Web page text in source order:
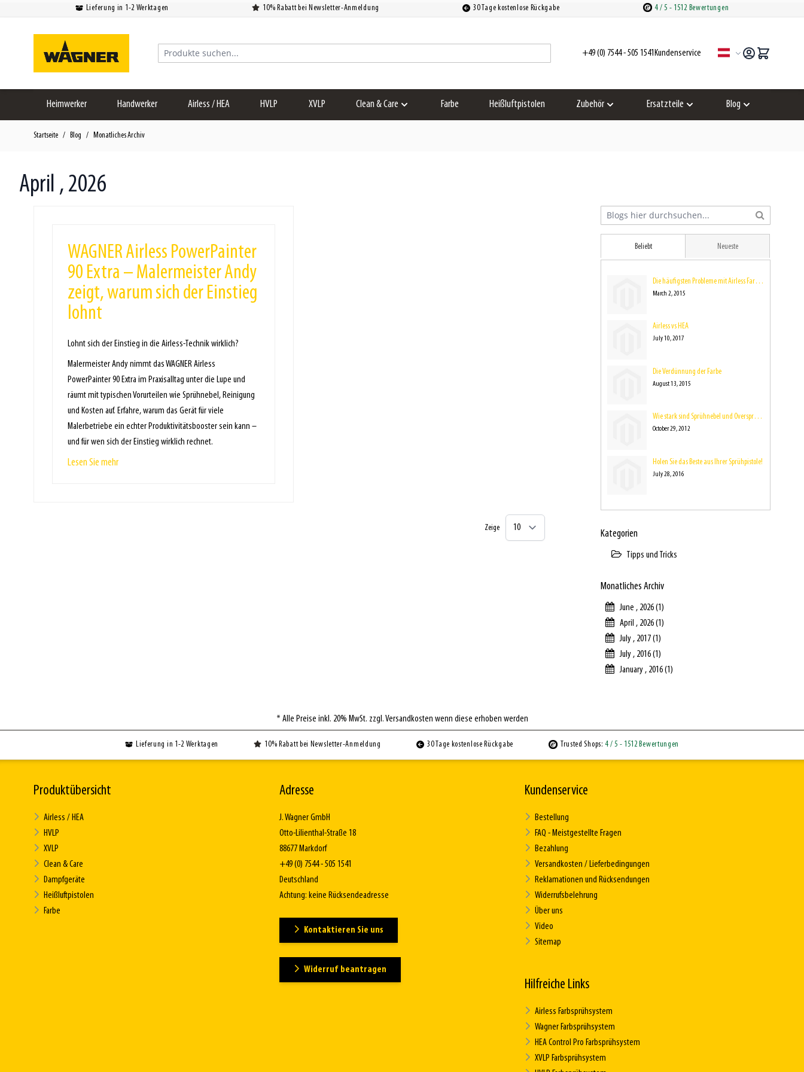
Lieferung in 1-2 Werktagen 10% Rabatt bei Newsletter-Anmeldung 30 Tage kostenlose Rückgabe 4 / 5 - 1512 Bewertungen
Produkte suchen... +49 (0) 7544 - 505 1541 Kundenservice Sprache
Heimwerker Handwerker Airless / HEA HVLP XVLP Clean & Care Farbe Heißluftpistolen Zubehör Ersatzteile Blog
Startseite / Blog / Monatliches Archiv
April , 2026
Beliebt
Die häufigsten Probleme mit Airless Farbsprühsystemen.
March 2, 2015
Airless vs HEA
July 10, 2017
Die Verdünnung der Farbe
August 13, 2015
Wie stark sind Sprühnebel und Overspray beim Aufsprühen der Farbe eigentlich?
October 29, 2012
Holen Sie das Beste aus Ihrer Sprühpistole!
July 28, 2016
Neueste
Kategorien
Tipps und Tricks
Monatliches Archiv
June , 2026 (1)
April , 2026 (1)
July , 2017 (1)
July , 2016 (1)
January , 2016 (1)
WAGNER Airless PowerPainter
90 Extra – Malermeister Andy
zeigt, warum sich der Einstieg
lohnt
Lohnt sich der Einstieg in die Airless-Technik wirklich?
Malermeister Andy nimmt das WAGNER Airless
PowerPainter 90 Extra im Praxisalltag unter die Lupe und
räumt mit typischen Vorurteilen wie Sprühnebel, Reinigung
und Kosten auf. Erfahre, warum das Gerät für viele
Malerbetriebe ein echter Produktivitätsbooster sein kann –
und für wen sich der Einstieg wirklich rechnet.
Lesen Sie mehr
Zeige
* Alle Preise inkl. 20% MwSt. zzgl. Versandkosten wenn diese erhoben werden
Lieferung in 1-2 Werktagen 10% Rabatt bei Newsletter-Anmeldung 30 Tage kostenlose Rückgabe Trusted Shops:4 / 5 - 1512 Bewertungen
Produktübersicht
Airless / HEA
HVLP
XVLP
Clean & Care
Dampfgeräte
Heißluftpistolen
Farbe
Adresse
J. Wagner GmbH
Otto-Lilienthal-Straße 18
88677 Markdorf
+49 (0) 7544 - 505 1541
Deutschland
Achtung: keine Rücksendeadresse
Kontaktieren Sie uns
Widerruf beantragen
Kundenservice
Bestellung
FAQ - Meistgestellte Fragen
Bezahlung
Versandkosten / Lieferbedingungen
Reklamationen und Rücksendungen
Widerrufsbelehrung
Über uns
Video
Sitemap
Hilfreiche Links
Airless Farbsprühsystem
Wagner Farbsprühsystem
HEA Control Pro Farbsprühsystem
XVLP Farbsprühsystem